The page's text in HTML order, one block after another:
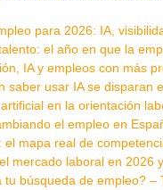
para 2026: IA,
el año en que la
IA y empleos con más
saber usar IA se disparan
en la orientación
el empleo en
mapa real de
mercado laboral en 2026
búsqueda de empleo? –